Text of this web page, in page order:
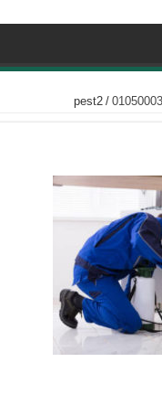
/
pest2